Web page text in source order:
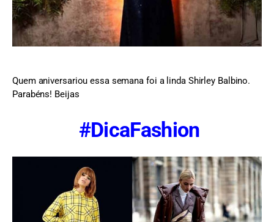
Quem aniversariou essa semana foi a linda Shirley Balbino.
Parabéns! Beijas
#DicaFashion